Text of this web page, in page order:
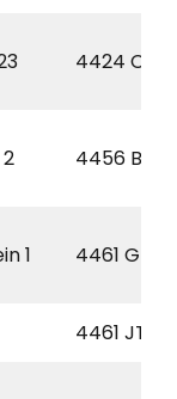
4424 CA
4456 BB
1 4461 GT
4461 JT